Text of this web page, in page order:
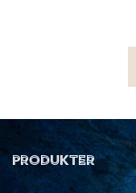
PRODUKTER